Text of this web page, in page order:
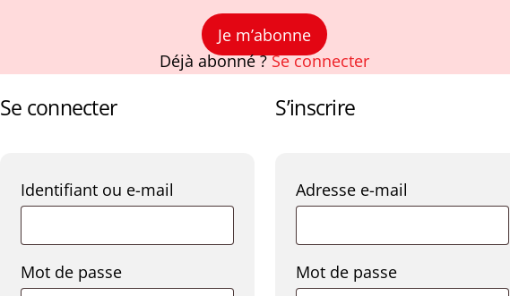
Je m’abonne
Déjà abonné ?Se connecter
Se connecter
Identifiant ou e-mail
Mot de passe
S’inscrire
Adresse e-mail
Mot de passe